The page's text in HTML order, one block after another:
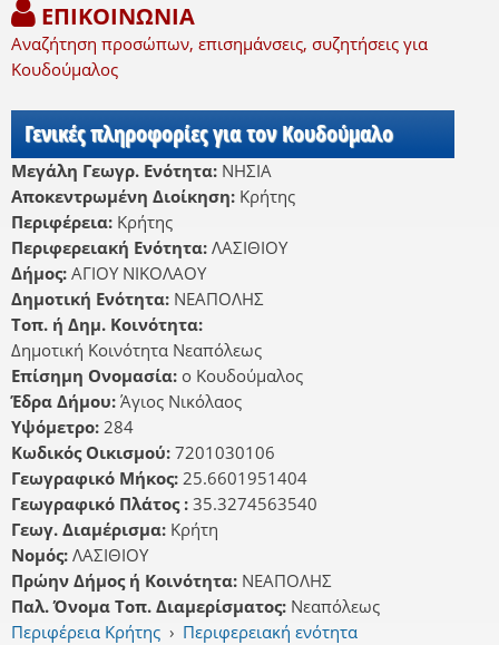
ΕΠΙΚΟΙΝΩΝΙΑ
Αναζήτηση προσώπων, επισημάνσεις, συζητήσεις για
Κουδούμαλος
Γενικές πληροφορίες για τον Κουδούμαλο
Μεγάλη Γεωγρ. Ενότητα: ΝΗΣΙΑ
Αποκεντρωμένη Διοίκηση: Κρήτης
Περιφέρεια: Κρήτης
Περιφερειακή Ενότητα: ΛΑΣΙΘΙΟΥ
Δήμος: ΑΓΙΟΥ ΝΙΚΟΛΑΟΥ
Δημοτική Ενότητα: ΝΕΑΠΟΛΗΣ
Τοπ. ή Δημ. Κοινότητα:
Δημοτική Κοινότητα Νεαπόλεως
Επίσημη Ονομασία: ο Κουδούμαλος
Έδρα Δήμου: Άγιος Νικόλαος
Υψόμετρο: 284
Κωδικός Οικισμού: 7201030106
Γεωγραφικό Μήκος: 25.6601951404
Γεωγραφικό Πλάτος : 35.3274563540
Γεωγ. Διαμέρισμα: Κρήτη
Νομός: ΛΑΣΙΘΙΟΥ
Πρώην Δήμος ή Κοινότητα: ΝΕΑΠΟΛΗΣ
Παλ. Όνομα Τοπ. Διαμερίσματος: Νεαπόλεως
Περιφέρεια Κρήτης › Περιφερειακή ενότητα